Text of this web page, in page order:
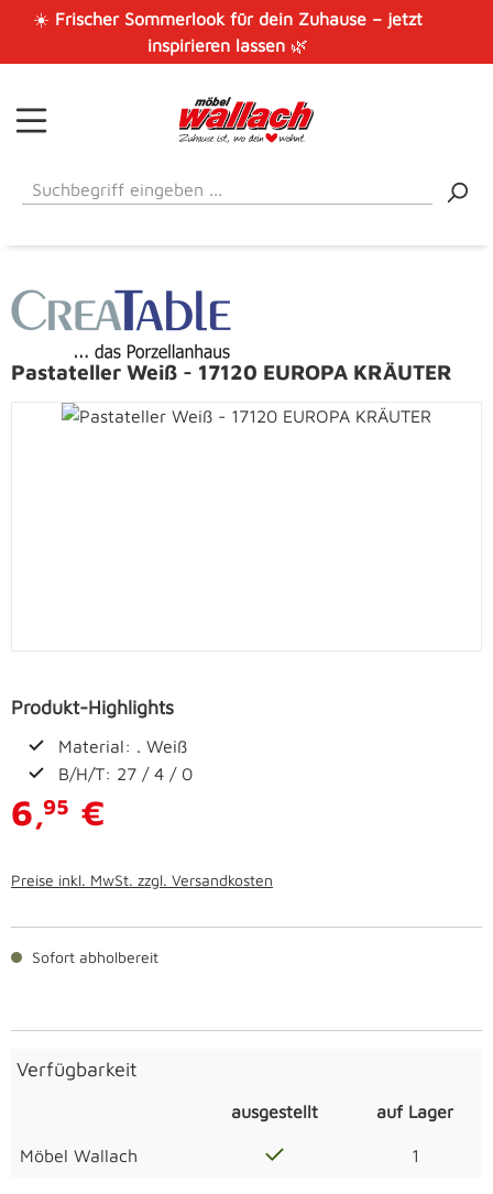
Zum Hauptinhalt springen
☀️ Frischer Sommerlook für dein Zuhause – jetzt
inspirieren lassen🌿
Bildergalerie überspringen
Pastateller Weiß - 17120 EUROPA KRÄUTER
Produkt-Highlights
Material: . Weiß
B/H/T: 27 / 4 / 0
6,95 €
Preise inkl. MwSt. zzgl. Versandkosten
Sofort abholbereit
Verfügbarkeit
ausgestellt auf Lager
Möbel Wallach 1